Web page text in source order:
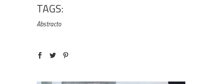
TAGS:
Abstracto